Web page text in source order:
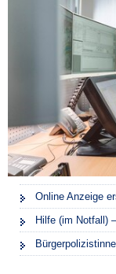
Online Anzeige
Hilfe (im Notfall)